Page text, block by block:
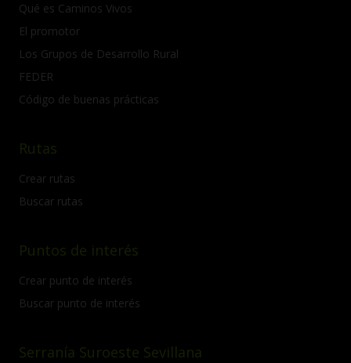
Qué es Caminos Vivos
El promotor
Los Grupos de Desarrollo Rural
FEDER
Código de buenas prácticas
Rutas
Crear rutas
Buscar rutas
Puntos de interés
Crear punto de interés
Buscar punto de interés
Serranía Suroeste Sevillana